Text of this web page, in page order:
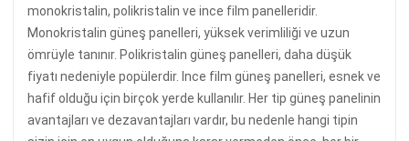
monokristalin, polikristalin ve ince film panelleridir.
Monokristalin güneş panelleri, yüksek verimliliği ve uzun
ömrüyle tanınır. Polikristalin güneş panelleri, daha düşük
fiyatı nedeniyle popülerdir. Ince film güneş panelleri, esnek ve
hafif olduğu için birçok yerde kullanılır. Her tip güneş panelinin
avantajları ve dezavantajları vardır, bu nedenle hangi tipin